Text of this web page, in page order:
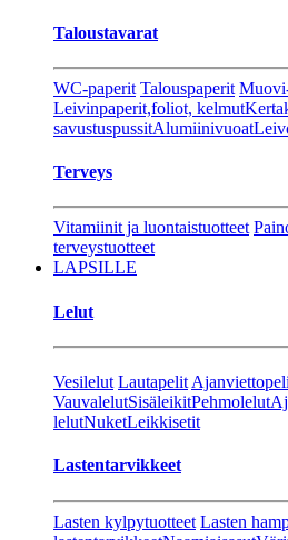
Taloustavarat
WC-paperit Talouspaperit
Leivinpaperit,foliot, kelmut
savustuspussitAlumiinivuoat
Terveys
Vitamiinit ja luontaistuotteet
terveystuotteet
LAPSILLE
Lelut
Vesilelut Lautapelit
VauvalelutSisäleikitPehmolelut
lelutNuketLeikkisetit
Lastentarvikkeet
Lasten kylpytuotteet Lasten